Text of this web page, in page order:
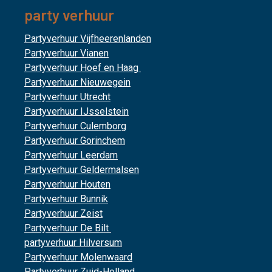
party verhuur
Partyverhuur Vijfheerenlanden
Partyverhuur Vianen
Partyverhuur Hoef en Haag
Partyverhuur Nieuwegein
Partyverhuur Utrecht
Partyverhuur IJsselstein
Partyverhuur Culemborg
Partyverhuur Gorinchem
Partyverhuur Leerdam
Partyverhuur Geldermalsen
Partyverhuur Houten
Partyverhuur Bunnik
Partyverhuur Zeist
Partyverhuur De Bilt
partyverhuur Hilversum
Partyverhuur Molenwaard